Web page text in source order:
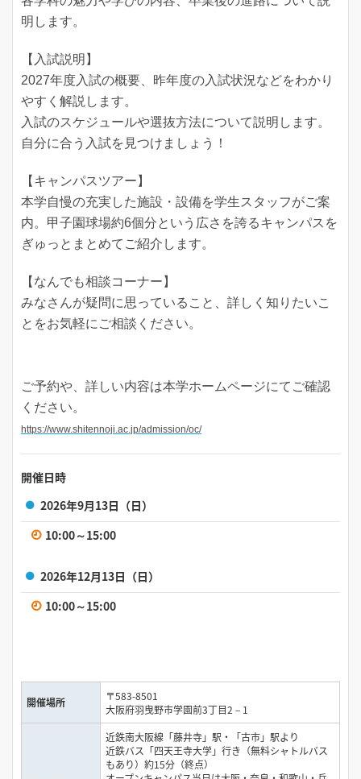
明します。
【入試説明】
2027年度入試の概要、昨年度の入試状況などをわかり
やすく解説します。
入試のスケジュールや選抜方法について説明します。
自分に合う入試を見つけましょう！
【キャンパスツアー】
本学自慢の充実した施設・設備を学生スタッフがご案
内。甲子園球場約6個分という広さを誇るキャンパスを
ぎゅっとまとめてご紹介します。
【なんでも相談コーナー】
みなさんが疑問に思っていること、詳しく知りたいこ
とをお気軽にご相談ください。
ご予約や、詳しい内容は本学ホームページにてご確認
ください。
https://www.shitennoji.ac.jp/admission/oc/
開催日時
2026年9月13日（日）
10:00～15:00
2026年12月13日（日）
10:00～15:00
開催場所
〒583-8501
大阪府羽曳野市学園前3丁目2－1
近鉄南大阪線「藤井寺」駅・「古市」駅より
近鉄バス「四天王寺大学」行き（無料シャトルバス
もあり）約15分（終点）